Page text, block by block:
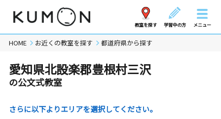
教室を探す 学習中の方 メニュー
HOME お近くの教室を探す 都道府県から探す
愛知県北設楽郡豊根村三沢
の公文式教室
さらに以下よりエリアを選択してください。